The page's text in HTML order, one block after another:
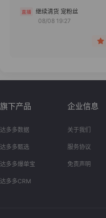
继续清货 宠粉丝
08/08 19:27
旗下产品
达多多数据
达多多甄选
达多多爆单宝
达多多CRM
企业信息
关于我们
服务协议
免责声明